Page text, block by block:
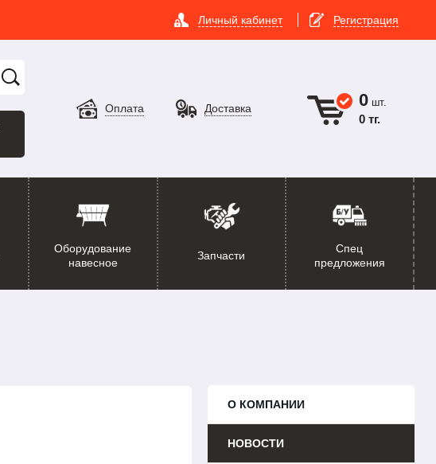
Личный кабинет Регистрация
Оплата Доставка 0 шт.
0 тг.
Оборудование
навесное
Запчасти
Спец
предложения
О КОМПАНИИ
НОВОСТИ